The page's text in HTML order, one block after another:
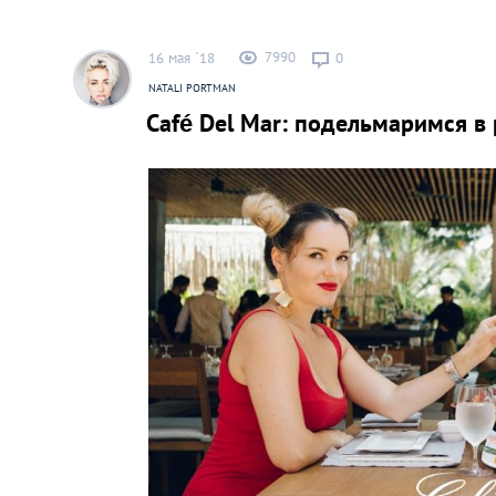
NATALI PORTMAN
16 мая `18 7990 0
Café Del Mar: подельмаримся